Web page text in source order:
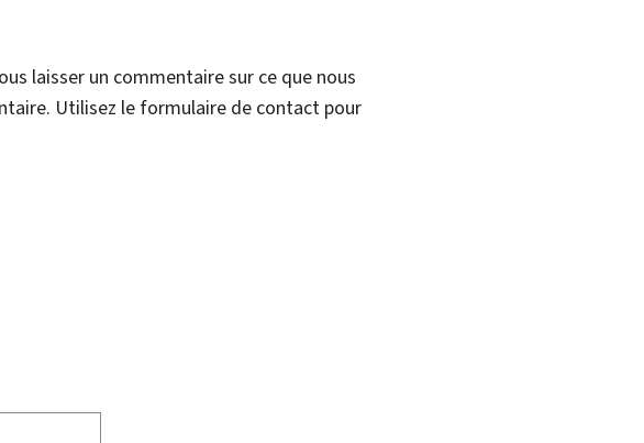
laisser un commentaire sur ce que nous
Utilisez le formulaire de contact pour